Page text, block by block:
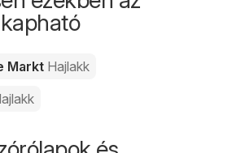
Markt Hajlakk